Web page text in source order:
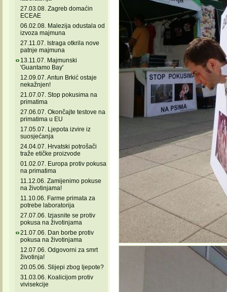
27.03.08. Zagreb domaćin
ECEAE
06.02.08. Malezija odustala od
izvoza majmuna
27.11.07. Istraga otkrila nove
patnje majmuna
13.11.07. Majmunski
'Guantamo Bay'
12.09.07. Antun Brkić ostaje
nekažnjen!
21.07.07. Stop pokusima na
primatima
27.06.07. Okončajte testove na
primatima u EU
17.05.07. Ljepota izvire iz
suosjećanja
24.04.07. Hrvatski potrošači
traže etičke proizvode
01.02.07. Europa protiv pokusa
na primatima
11.12.06. Zamijenimo pokuse
na životinjama!
11.10.06. Farme primata za
potrebe laboratorija
27.07.06. Izjasnite se protiv
pokusa na životinjama
21.07.06. Dan borbe protiv
pokusa na životinjama
12.07.06. Odgovorni za smrt
životinja!
20.05.06. Slijepi zbog ljepote?
31.03.06. Koalicijom protiv
vivisekcije